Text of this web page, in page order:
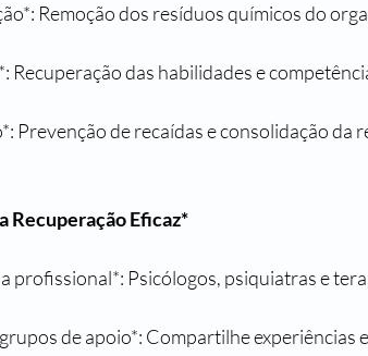
Remoção dos resíduos químicos do
Recuperação das habilidades e
Prevenção de recaídas e consolidação da
Recuperação Eficaz*
profissional*: Psicólogos, psiquiatras e
de apoio*: Compartilhe experiências